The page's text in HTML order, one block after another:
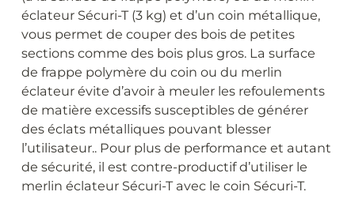
éclateur Sécuri-T (3 kg) et d’un coin métallique,
vous permet de couper des bois de petites
sections comme des bois plus gros. La surface
de frappe polymère du coin ou du merlin
éclateur évite d’avoir à meuler les refoulements
de matière excessifs susceptibles de générer
des éclats métalliques pouvant blesser
l’utilisateur.. Pour plus de performance et autant
de sécurité, il est contre-productif d’utiliser le
merlin éclateur Sécuri-T avec le coin Sécuri-T.